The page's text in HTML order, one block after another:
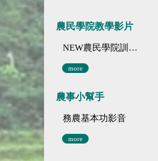
農民學院教學影片
NEW農民學院訓練影音分類
more
農事小幫手
務農基本功影音
more